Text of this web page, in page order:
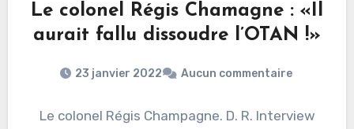
Le colonel Régis Chamagne : «Il
aurait fallu dissoudre l’OTAN !»
23 janvier 2022 Aucun commentaire
Le colonel Régis Champagne. D. R. Interview